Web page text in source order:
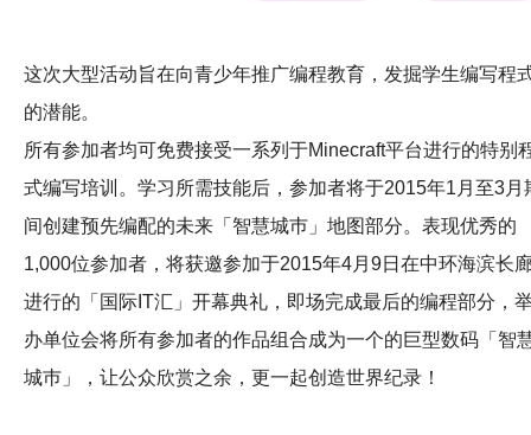
科技分享
会籍
这次大型活动旨在向青少年推广编程教育，发掘学生编写程
的潜能。
所有参加者均可免费接受一系列于Minecraft平台进行的特别
式编写培训。学习所需技能后，参加者将于2015年1月至3月
间创建预先编配的未来「智慧城巿」地图部分。表现优秀的
1,000位参加者，将获邀参加于2015年4月9日在中环海滨长
进行的「国际IT汇」开幕典礼，即场完成最后的编程部分，
办​​单位会将所有参加者的作品组合成为一个的巨型数码「智
城巿」，让公众欣赏之余，更一起创造世界纪录！